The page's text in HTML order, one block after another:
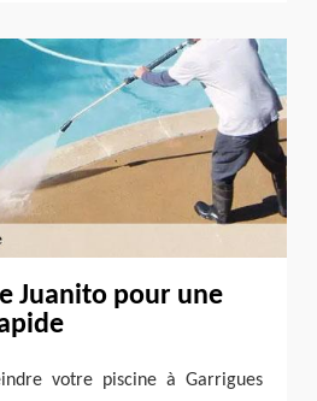
Juanito pour une
votre piscine à Garrigues